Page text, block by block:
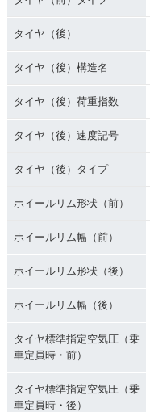
タイヤ（後）
タイヤ（後）構造名
タイヤ（後）荷重指数
タイヤ（後）速度記号
タイヤ（後）タイプ
ホイールリム形状（前）
ホイールリム幅（前）
ホイールリム形状（後）
ホイールリム幅（後）
タイヤ標準指定空気圧（乗
車定員時・前）
タイヤ標準指定空気圧（乗
車定員時・後）